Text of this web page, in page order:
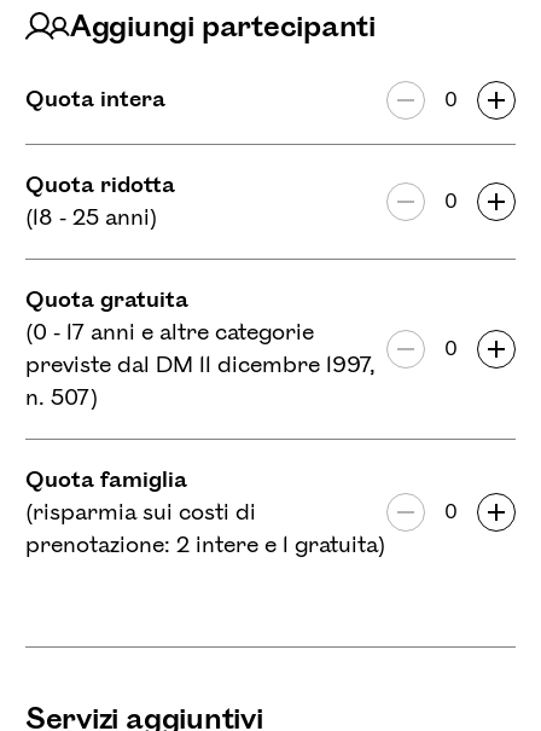
11
16 17 21 22
23 24 25 26 27 28 29
Aggiungi partecipanti
Quota intera Numero di
Quota ridotta
(18 - 25 anni)
Numero di
Quota gratuita
(0 - 17 anni e altre categorie
previste dal DM 11 dicembre 1997,
n. 507)
Numero di
Quota famiglia
(risparmia sui costi di
prenotazione: 2 intere e 1 gratuita)
Numero di
Servizi aggiuntivi